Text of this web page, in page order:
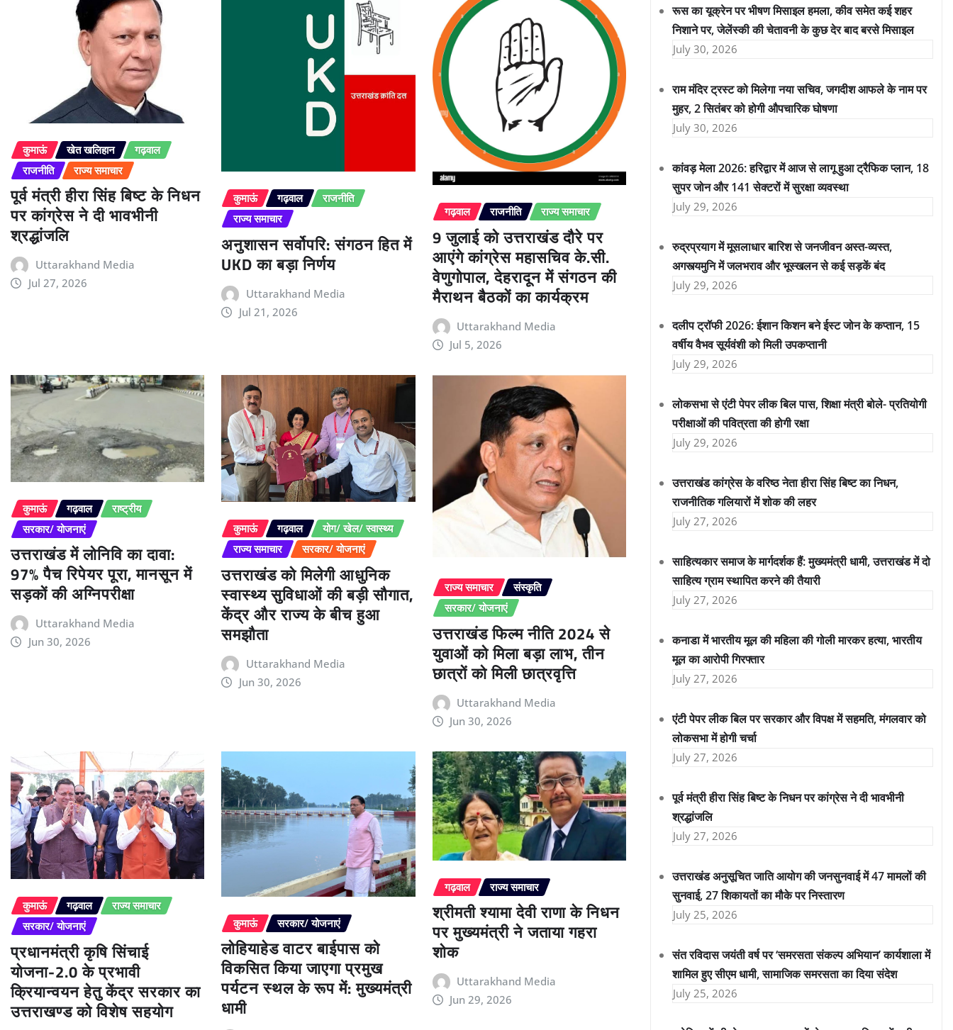
कुमाऊं खेत खलिहान
गढ़वाल
राजनीति
राज्य समाचार
पूर्व मंत्री हीरा सिंह बिष्ट के निधन
पर कांग्रेस ने दी भावभीनी
श्रद्धांजलि
Uttarakhand Media
Jul 27, 2026
कुमाऊं गढ़वाल
राजनीति
राज्य समाचार
अनुशासन सर्वोपरि: संगठन हित में
UKD का बड़ा निर्णय
Uttarakhand Media
Jul 21, 2026
गढ़वाल राजनीति राज्य समाचार
9 जुलाई को उत्तराखंड दौरे पर
आएंगे कांग्रेस महासचिव के.सी.
वेणुगोपाल, देहरादून में संगठन की
मैराथन बैठकों का कार्यक्रम
Uttarakhand Media
Jul 5, 2026
कुमाऊं गढ़वाल
राष्ट्रीय
सरकार/ योजनाएं
उत्तराखंड में लोनिवि का दावा:
97% पैच रिपेयर पूरा, मानसून में
सड़कों की अग्निपरीक्षा
Uttarakhand Media
Jun 30, 2026
कुमाऊं गढ़वाल
योग/ खेल/ स्वास्थ्य
राज्य समाचार
सरकार/ योजनाएं
उत्तराखंड को मिलेगी आधुनिक
स्वास्थ्य सुविधाओं की बड़ी सौगात,
केंद्र और राज्य के बीच हुआ
समझौता
Uttarakhand Media
Jun 30, 2026
राज्य समाचार
संस्कृति
सरकार/ योजनाएं
उत्तराखंड फिल्म नीति 2024 से
युवाओं को मिला बड़ा लाभ, तीन
छात्रों को मिली छात्रवृत्ति
Uttarakhand Media
Jun 30, 2026
कुमाऊं गढ़वाल
राज्य समाचार
सरकार/ योजनाएं
प्रधानमंत्री कृषि सिंचाई
योजना-2.0 के प्रभावी
क्रियान्वयन हेतु केंद्र सरकार का
उत्तराखण्ड को विशेष सहयोग
कुमाऊं सरकार/ योजनाएं
लोहियाहेड वाटर बाईपास को
विकसित किया जाएगा प्रमुख
पर्यटन स्थल के रूप में: मुख्यमंत्री
धामी
गढ़वाल राज्य समाचार
श्रीमती श्यामा देवी राणा के निधन
पर मुख्यमंत्री ने जताया गहरा
शोक
Uttarakhand Media
Jun 29, 2026
रूस का यूक्रेन पर भीषण मिसाइल हमला, कीव समेत कई शहर
निशाने पर, जेलेंस्की की चेतावनी के कुछ देर बाद बरसे मिसाइल
July 30, 2026
राम मंदिर ट्रस्ट को मिलेगा नया सचिव, जगदीश आफले के नाम पर
मुहर, 2 सितंबर को होगी औपचारिक घोषणा
July 30, 2026
कांवड़ मेला 2026: हरिद्वार में आज से लागू हुआ ट्रैफिक प्लान, 18
सुपर जोन और 141 सेक्टरों में सुरक्षा व्यवस्था
July 29, 2026
रुद्रप्रयाग में मूसलाधार बारिश से जनजीवन अस्त-व्यस्त,
अगस्त्यमुनि में जलभराव और भूस्खलन से कई सड़कें बंद
July 29, 2026
दलीप ट्रॉफी 2026: ईशान किशन बने ईस्ट जोन के कप्तान, 15
वर्षीय वैभव सूर्यवंशी को मिली उपकप्तानी
July 29, 2026
लोकसभा से एंटी पेपर लीक बिल पास, शिक्षा मंत्री बोले- प्रतियोगी
परीक्षाओं की पवित्रता की होगी रक्षा
July 29, 2026
उत्तराखंड कांग्रेस के वरिष्ठ नेता हीरा सिंह बिष्ट का निधन,
राजनीतिक गलियारों में शोक की लहर
July 27, 2026
साहित्यकार समाज के मार्गदर्शक हैं: मुख्यमंत्री धामी, उत्तराखंड में दो
साहित्य ग्राम स्थापित करने की तैयारी
July 27, 2026
कनाडा में भारतीय मूल की महिला की गोली मारकर हत्या, भारतीय
मूल का आरोपी गिरफ्तार
July 27, 2026
एंटी पेपर लीक बिल पर सरकार और विपक्ष में सहमति, मंगलवार को
लोकसभा में होगी चर्चा
July 27, 2026
पूर्व मंत्री हीरा सिंह बिष्ट के निधन पर कांग्रेस ने दी भावभीनी
श्रद्धांजलि
July 27, 2026
उत्तराखंड अनुसूचित जाति आयोग की जनसुनवाई में 47 मामलों की
सुनवाई, 27 शिकायतों का मौके पर निस्तारण
July 25, 2026
संत रविदास जयंती वर्ष पर ‘समरसता संकल्प अभियान’ कार्यशाला में
शामिल हुए सीएम धामी, सामाजिक समरसता का दिया संदेश
July 25, 2026